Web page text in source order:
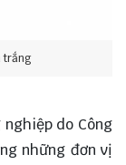
trắng
nghiệp do Công
những đơn vị